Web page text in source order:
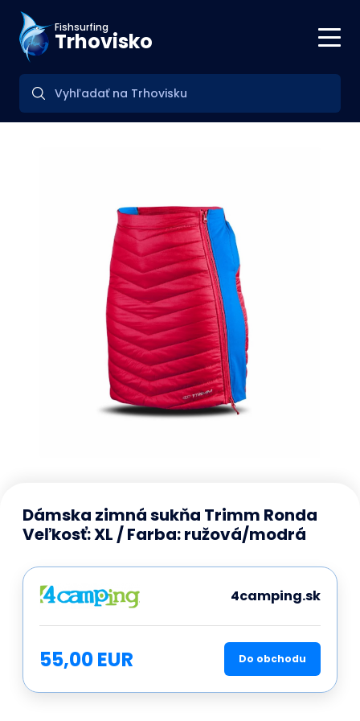
Fishsurfing
Trhovisko
Dámska zimná sukňa Trimm Ronda
Veľkosť: XL / Farba: ružová/modrá
4camping.sk
55,00 EUR Do obchodu